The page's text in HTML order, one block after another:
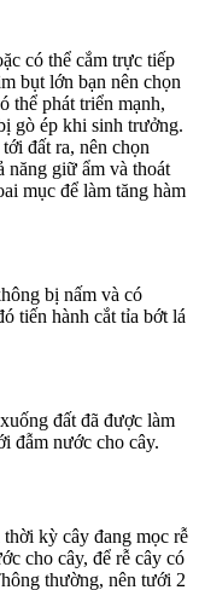
có thể cắm trực tiếp
bụt lớn bạn nên chọn
thể phát triển mạnh,
gò ép khi sinh trưởng.
đất ra, nên chọn
năng giữ ẩm và thoát
mục để làm tăng hàm
bị nấm và có
tiến hành cắt tỉa bớt lá
đất đã được làm
đẫm nước cho cây.
kỳ cây đang mọc rễ
cho cây, để rễ cây có
thường, nên tưới 2